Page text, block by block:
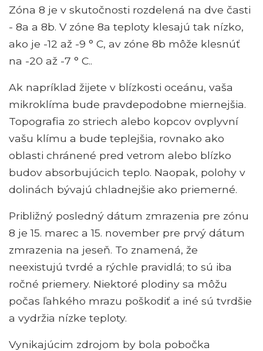
Zóna 8 je v skutočnosti rozdelená na dve časti
- 8a a 8b. V zóne 8a teploty klesajú tak nízko,
ako je -12 až -9 ° C, av zóne 8b môže klesnúť
na -20 až -7 ° C..
Ak napríklad žijete v blízkosti oceánu, vaša
mikroklíma bude pravdepodobne miernejšia.
Topografia zo striech alebo kopcov ovplyvní
vašu klímu a bude teplejšia, rovnako ako
oblasti chránené pred vetrom alebo blízko
budov absorbujúcich teplo. Naopak, polohy v
dolinách bývajú chladnejšie ako priemerné.
Približný posledný dátum zmrazenia pre zónu
8 je 15. marec a 15. november pre prvý dátum
zmrazenia na jeseň. To znamená, že
neexistujú tvrdé a rýchle pravidlá; to sú iba
ročné priemery. Niektoré plodiny sa môžu
počas ľahkého mrazu poškodiť a iné sú tvrdšie
a vydržia nízke teploty.
Vynikajúcim zdrojom by bola pobočka